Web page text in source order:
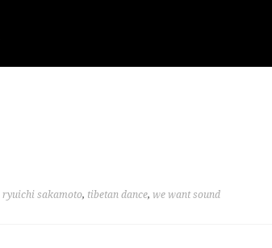
ryuichi sakamoto, tibetan dance, we want sound